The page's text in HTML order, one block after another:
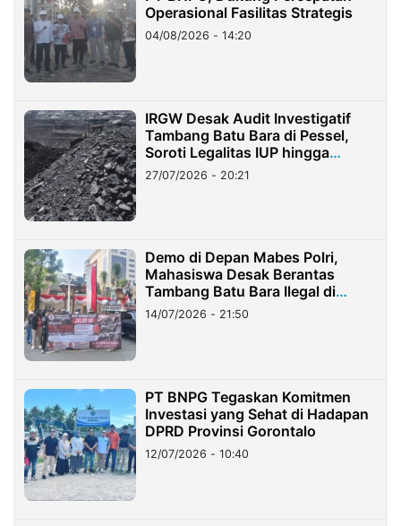
Operasional Fasilitas Strategis
04/08/2026 - 14:20
IRGW Desak Audit Investigatif
Tambang Batu Bara di Pessel,
Soroti Legalitas IUP hingga
Stockpile
27/07/2026 - 20:21
Demo di Depan Mabes Polri,
Mahasiswa Desak Berantas
Tambang Batu Bara Ilegal di
Lampung
14/07/2026 - 21:50
PT BNPG Tegaskan Komitmen
Investasi yang Sehat di Hadapan
DPRD Provinsi Gorontalo
12/07/2026 - 10:40